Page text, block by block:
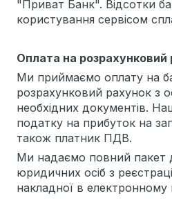
"Приват Банк". Відсотки
користування сервісом
Оплата на розрахунковий
Ми приймаємо оплату на
розрахунковий рахунок з
необхідних документів.
податку на прибуток на
також платник ПДВ.
Ми надаємо повний пакет
юридичних осіб з
накладної в електронному